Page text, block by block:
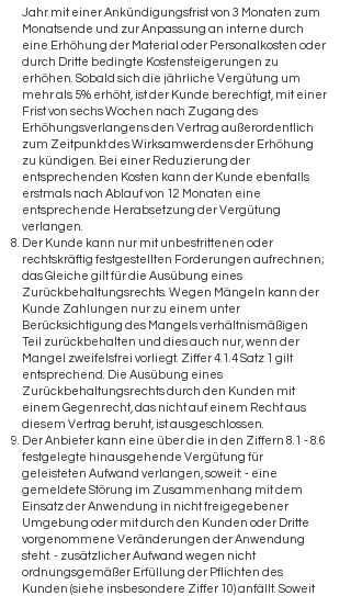
Jahr mit einer Ankündigungsfrist von 3 Monaten zum
Monatsende und zur Anpassung an interne durch
eine Erhöhung der Material oder Personalkosten oder
durch Dritte bedingte Kostensteigerungen zu
erhöhen. Sobald sich die jährliche Vergütung um
mehr als 5% erhöht, ist der Kunde berechtigt, mit einer
Frist von sechs Wochen nach Zugang des
Erhöhungsverlangens den Vertrag außerordentlich
zum Zeitpunkt des Wirksamwerdens der Erhöhung
zu kündigen. Bei einer Reduzierung der
entsprechenden Kosten kann der Kunde ebenfalls
erstmals nach Ablauf von 12 Monaten eine
entsprechende Herabsetzung der Vergütung
verlangen.
Der Kunde kann nur mit unbestrittenen oder
rechtskräftig festgestellten Forderungen aufrechnen;
das Gleiche gilt für die Ausübung eines
Zurückbehaltungsrechts. Wegen Mängeln kann der
Kunde Zahlungen nur zu einem unter
Berücksichtigung des Mangels verhältnismäßigen
Teil zurückbehalten und dies auch nur, wenn der
Mangel zweifelsfrei vorliegt. Ziffer 4.1.4 Satz 1 gilt
entsprechend. Die Ausübung eines
Zurückbehaltungsrechts durch den Kunden mit
einem Gegenrecht, das nicht auf einem Recht aus
diesem Vertrag beruht, ist ausgeschlossen.
Der Anbieter kann eine über die in den Ziffern 8.1 - 8.6
festgelegte hinausgehende Vergütung für
geleisteten Aufwand verlangen, soweit: - eine
gemeldete Störung im Zusammenhang mit dem
Einsatz der Anwendung in nicht freigegebener
Umgebung oder mit durch den Kunden oder Dritte
vorgenommene Veränderungen der Anwendung
steht. - zusätzlicher Aufwand wegen nicht
ordnungsgemäßer Erfüllung der Pflichten des
Kunden (siehe insbesondere Ziffer 10) anfällt. Soweit